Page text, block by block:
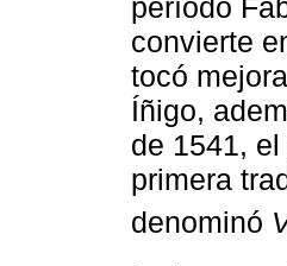
período
convierte
tocó
Íñigo,
de 1541,
primera
denominó